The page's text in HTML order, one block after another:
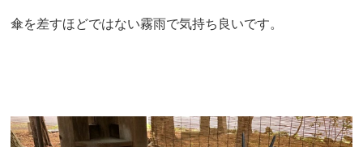
傘を差すほどではない霧雨で気持ち良いです。